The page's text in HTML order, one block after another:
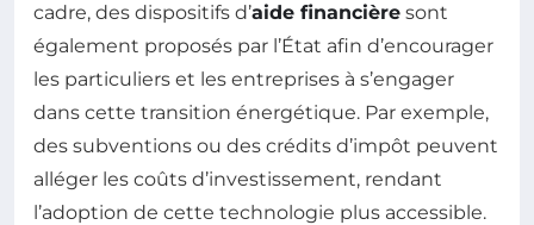
cadre, des dispositifs d’aide financière sont
également proposés par l’État afin d’encourager
les particuliers et les entreprises à s’engager
dans cette transition énergétique. Par exemple,
des subventions ou des crédits d’impôt peuvent
alléger les coûts d’investissement, rendant
l’adoption de cette technologie plus accessible.